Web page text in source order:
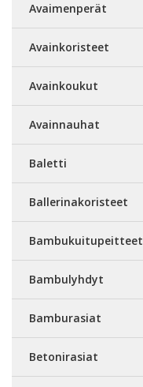
Avaimenperät
Avainkoristeet
Avainkoukut
Avainnauhat
Baletti
Ballerinakoristeet
Bambukuitupeitteet
Bambulyhdyt
Bamburasiat
Betonirasiat